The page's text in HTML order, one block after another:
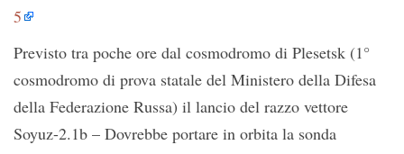
5
Previsto tra poche ore dal cosmodromo di Plesetsk (1°
cosmodromo di prova statale del Ministero della Difesa
della Federazione Russa) il lancio del razzo vettore
Soyuz-2.1b – Dovrebbe portare in orbita la sonda